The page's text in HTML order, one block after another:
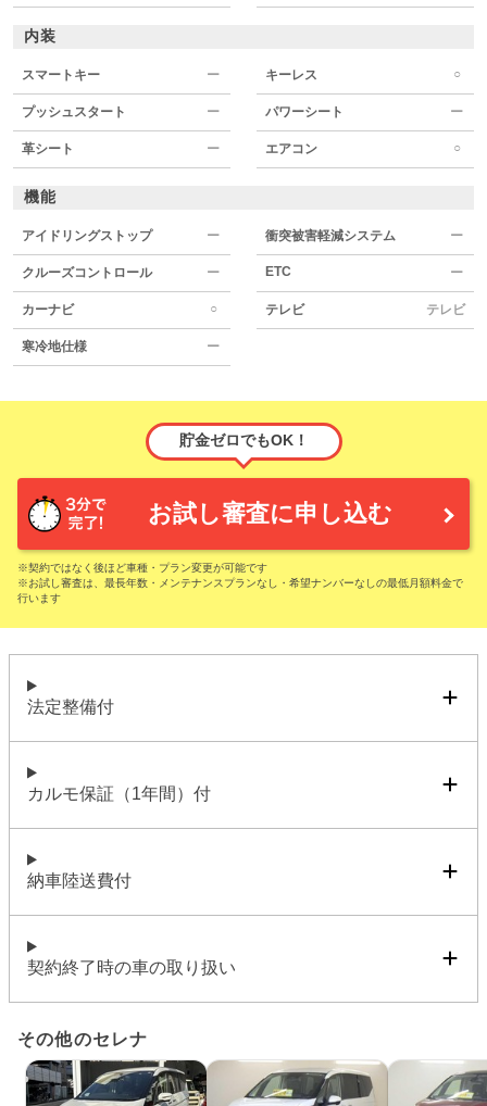
内装
スマートキー ー キーレス ○
プッシュスタート ー パワーシート ー
革シート ー エアコン ○
機能
アイドリングストップ ー 衝突被害軽減システム ー
クルーズコントロール ー ETC ー
カーナビ ○ テレビ テレビ
寒冷地仕様 ー
貯金ゼロでもOK！
お試し審査に申し込む
※契約ではなく後ほど車種・プラン変更が可能です
※お試し審査は、最長年数・メンテナンスプランなし・希望ナンバーなしの最低月額料金で
行います
法定整備付
カルモ保証（1年間）付
納車陸送費付
契約終了時の車の取り扱い
その他のセレナ